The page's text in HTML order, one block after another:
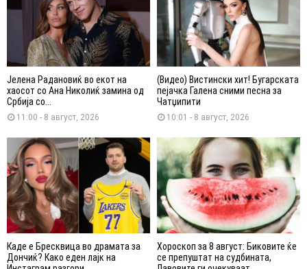
Јелена Радановиќ во екот на
хаосот со Ана Николиќ замина од
Србија со...
11:00 - 8 август, 2026
(Видео) Вистински хит! Бугарската
пејачка Галена сними песна за
Чатџипити
10:01 - 8 август, 2026
Каде е Бресквица во драмата за
Дончиќ? Како еден лајк на
Хороскоп за 8 август: Биковите ќе
се препуштат на судбината,